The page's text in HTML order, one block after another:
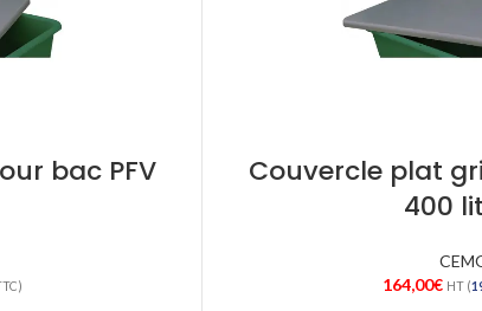
bac PFV
Couvercle plat
400
164,00€ HT (